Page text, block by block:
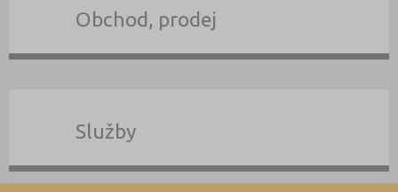
Obchod, prodej
Služby